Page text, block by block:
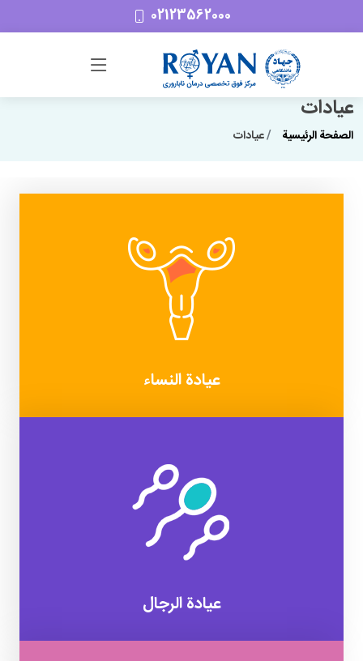
02123562000
عيادات
الصفحة الرئیسیة عيادات
عيادة النساء
عيادة الرجال